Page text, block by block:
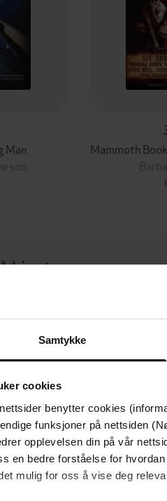
Samtykke
cookies
benytter cookies
funksjoner på nettsiden
opplevelsen din på vår
en bedre forståelse for
mulig for oss å vise deg
Man
kjøpt